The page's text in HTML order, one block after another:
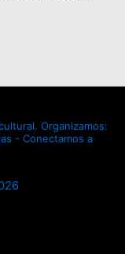
Organizamos:
- Conectamos a